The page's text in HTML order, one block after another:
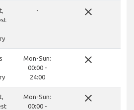
- close
Mon-Sun:
00:00 -
24:00
close
Mon-Sun:
00:00 -
close